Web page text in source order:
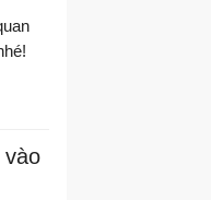
vào